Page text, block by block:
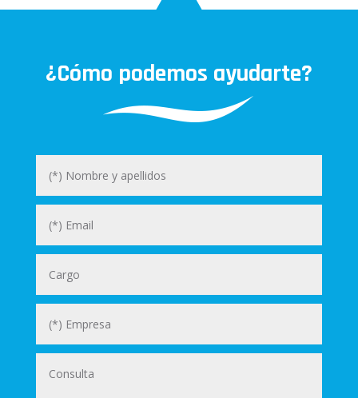
¿Cómo podemos ayudarte?